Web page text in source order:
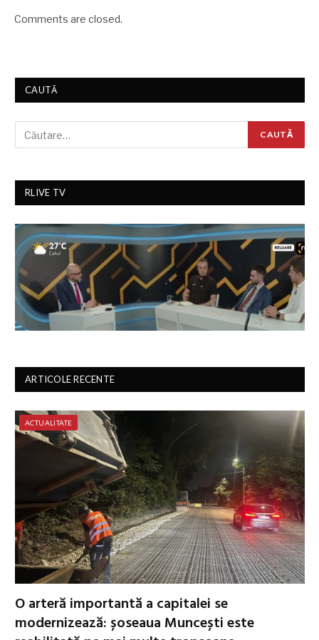
Comments are closed.
CAUTĂ
RLIVE TV
ARTICOLE RECENTE
ACTUALITATE
O arteră importantă a capitalei se
modernizează: șoseaua Muncești este